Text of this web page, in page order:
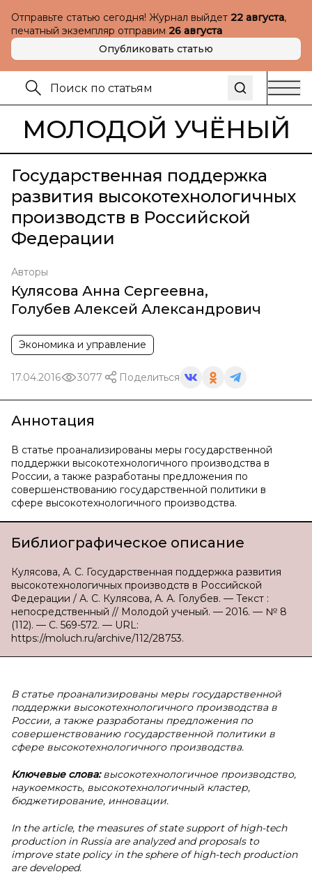
Отправьте статью сегодня! Журнал выйдет 22 августа,
печатный экземпляр отправим 26 августа
Опубликовать статью
МОЛОДОЙ УЧЁНЫЙ
Государственная поддержка
развития высокотехнологичных
производств в Российской
Федерации
Авторы
Кулясова Анна Сергеевна,
Голубев Алексей Александрович
Экономика и управление
17.04.2016 3077 Поделиться
Аннотация
В статье проанализированы меры государственной
поддержки высокотехнологичного производства в
России, а также разработаны предложения по
совершенствованию государственной политики в
сфере высокотехнологичного производства.
Библиографическое описание
Кулясова, А. С. Государственная поддержка развития
высокотехнологичных производств в Российской
Федерации / А. С. Кулясова, А. А. Голубев. — Текст :
непосредственный // Молодой ученый. — 2016. — № 8
(112). — С. 569-572. — URL:
https://moluch.ru/archive/112/28753.
В статье проанализированы меры государственной
поддержки высокотехнологичного производства в
России, а также разработаны предложения по
совершенствованию государственной политики в
сфере высокотехнологичного производства.
Ключевые слова:высокотехнологичное производство,
наукоемкость, высокотехнологичный кластер,
бюджетирование, инновации.
In the article, the measures of state support of high-tech
production in Russia are analyzed and proposals to
improve state policy in the sphere of high-tech production
are developed.